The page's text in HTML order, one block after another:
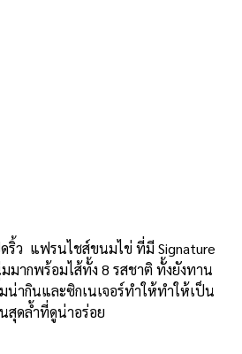
ริ้ว แฟรนไชส์ขนมไข่ ที่มี Signature
ากพร้อมไส้ทั้ง 8 รสชาติ ทั้งยังทาน
น่ากินและซิกเนเจอร์ทำให้ทำให้เป็น
สุดล้ำที่ดูน่าอร่อย